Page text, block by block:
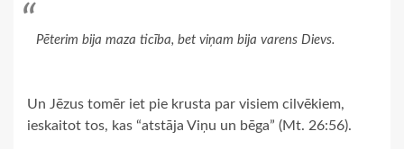
Pēterim bija maza ticība, bet viņam bija varens Dievs.
Un Jēzus tomēr iet pie krusta par visiem cilvēkiem,
ieskaitot tos, kas “atstāja Viņu un bēga” (Mt. 26:56).